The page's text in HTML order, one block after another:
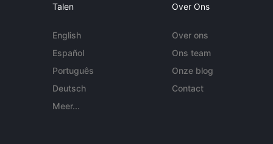
Talen
English
Español
Português
Deutsch
Meer...
Over Ons
Over ons
Ons team
Onze blog
Contact